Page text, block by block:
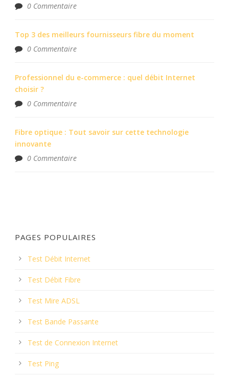
0 Commentaire
Top 3 des meilleurs fournisseurs fibre du moment
0 Commentaire
Professionnel du e-commerce : quel débit Internet
choisir ?
0 Commentaire
Fibre optique : Tout savoir sur cette technologie
innovante
0 Commentaire
PAGES POPULAIRES
Test Débit Internet
Test Débit Fibre
Test Mire ADSL
Test Bande Passante
Test de Connexion Internet
Test Ping